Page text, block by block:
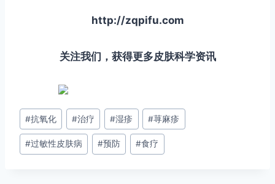
http://zqpifu.com
关注我们，获得更多皮肤科学资讯
文
章
标
#抗氧化 #治疗 #湿疹 #荨麻疹
#过敏性皮肤病 #预防 #食疗